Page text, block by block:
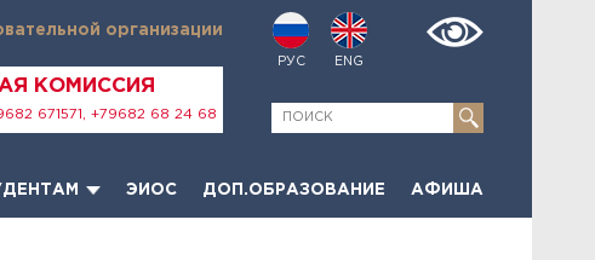
организации
КОМИССИЯ
671571, +79682 68 24 68
РУС ENG
ЭИОС ДОП.ОБРАЗОВАНИЕ АФИША